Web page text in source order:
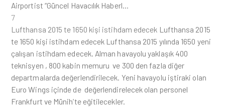
Airportist “Güncel Havacılık Haberl…
7
Lufthansa 2015 te 1650 kişi istihdam edecek Lufthansa 2015
te 1650 kişi istihdam edecek Lufthansa 2015 yılında 1650 yeni
çalışan istihdam edecek. Alman havayolu yaklaşık 400
teknisyen , 800 kabin memuru ve 300 den fazla diğer
departmalarda değerlendirilecek. Yeni havayolu iştiraki olan
Euro Wings içinde de değerlendirelecek olan personel
Frankfurt ve Münih’te eğitilecekler.